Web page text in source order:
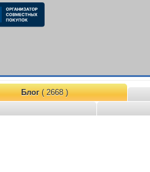
Блог( 2668 )